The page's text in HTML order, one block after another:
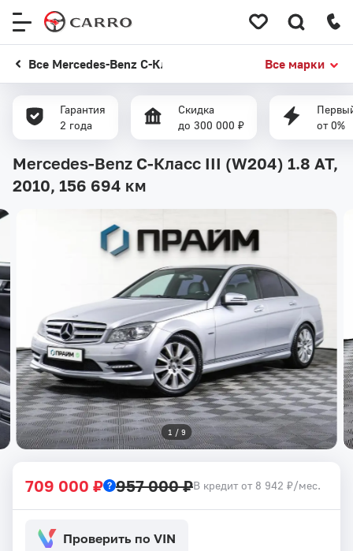
Все Mercedes-Benz C-Класс Все марки
Гарантия
2 года
Скидка
до 300 000 ₽
от 0%
Mercedes-Benz C-Класс III (W204) 1.8 AT,
2010, 156 694 км
1 / 9
709 000 ₽ 957 000 ₽В кредит от 8 942 ₽/мес.
Проверить по VIN